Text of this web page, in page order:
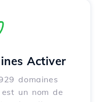
Activer
domaines
un nom de